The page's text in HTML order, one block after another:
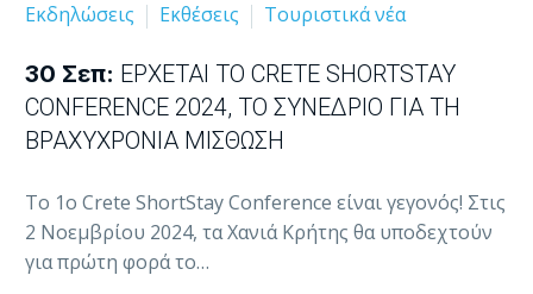
Εκδηλώσεις
Εκθέσεις Τουριστικά νέα
30 Σεπ: ΈΡΧΕΤΑΙ ΤΟ CRETE SHORTSTAY
CONFERENCE 2024, ΤΟ ΣΥΝΈΔΡΙΟ ΓΙΑ ΤΗ
ΒΡΑΧΥΧΡΌΝΙΑ ΜΊΣΘΩΣΗ
Το 1ο Crete ShortStay Conference είναι γεγονός! Στις
2 Νοεμβρίου 2024, τα Χανιά Κρήτης θα υποδεχτούν
για πρώτη φορά το…